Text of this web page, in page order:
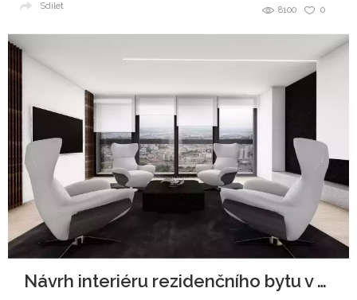
0
8100
Sdílet
Návrh interiéru rezidenčního bytu v budově V-Tower, Praha